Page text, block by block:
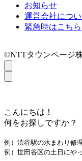
お知らせ
運営会社につ
緊急時はこちら
©NTTタウンページ株
こんにちは！
何をお探しですか？
例）渋谷駅の水まわり修
例）世田谷区の土日にや